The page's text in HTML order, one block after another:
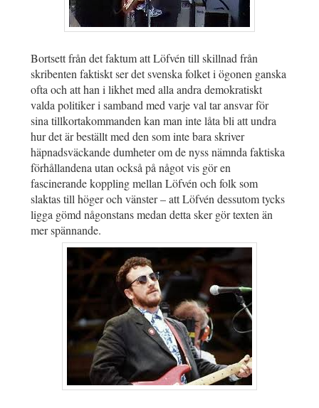
Bortsett från det faktum att Löfvén till skillnad från
skribenten faktiskt ser det svenska folket i ögonen ganska
ofta och att han i likhet med alla andra demokratiskt
valda politiker i samband med varje val tar ansvar för
sina tillkortakommanden kan man inte låta bli att undra
hur det är beställt med den som inte bara skriver
häpnadsväckande dumheter om de nyss nämnda faktiska
förhållandena utan också på något vis gör en
fascinerande koppling mellan Löfvén och folk som
slaktas till höger och vänster – att Löfvén dessutom tycks
ligga gömd någonstans medan detta sker gör texten än
mer spännande.